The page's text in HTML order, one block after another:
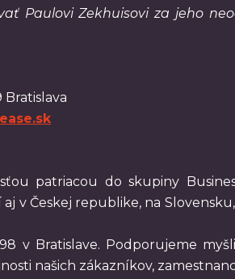
Paulovi Zekhuisovi za jeho
Bratislava
patriacou do skupiny
v Českej republike, na
v Bratislave. Podporujeme
našich zákazníkov,